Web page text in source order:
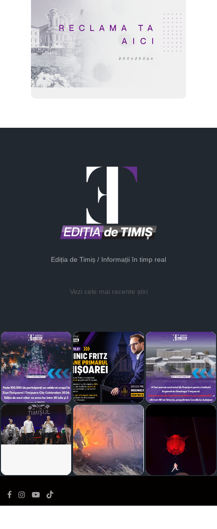
Ediția de Timiș / Informații în timp real
Vezi cele mai recente știri